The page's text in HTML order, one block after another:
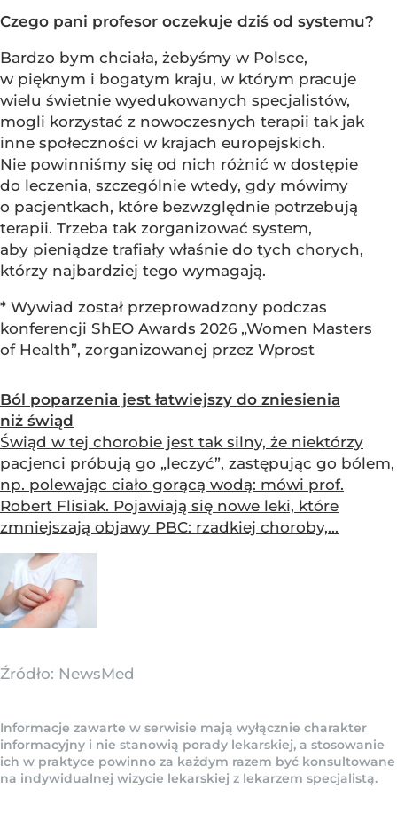
Czego pani profesor oczekuje dziś od systemu?
Bardzo bym chciała, żebyśmy w Polsce,
w pięknym i bogatym kraju, w którym pracuje
wielu świetnie wyedukowanych specjalistów,
mogli korzystać z nowoczesnych terapii tak jak
inne społeczności w krajach europejskich.
Nie powinniśmy się od nich różnić w dostępie
do leczenia, szczególnie wtedy, gdy mówimy
o pacjentkach, które bezwzględnie potrzebują
terapii. Trzeba tak zorganizować system,
aby pieniądze trafiały właśnie do tych chorych,
którzy najbardziej tego wymagają.
* Wywiad został przeprowadzony podczas
konferencji ShEO Awards 2026 „Women Masters
of Health”, zorganizowanej przez Wprost
Ból poparzenia jest łatwiejszy do zniesienia
niż świąd
Świąd w tej chorobie jest tak silny, że niektórzy
pacjenci próbują go „leczyć”, zastępując go bólem,
np. polewając ciało gorącą wodą: mówi prof.
Robert Flisiak. Pojawiają się nowe leki, które
zmniejszają objawy PBC: rzadkiej choroby,...
Źródło: NewsMed
Informacje zawarte w serwisie mają wyłącznie charakter
informacyjny i nie stanowią porady lekarskiej, a stosowanie
ich w praktyce powinno za każdym razem być konsultowane
na indywidualnej wizycie lekarskiej z lekarzem specjalistą.